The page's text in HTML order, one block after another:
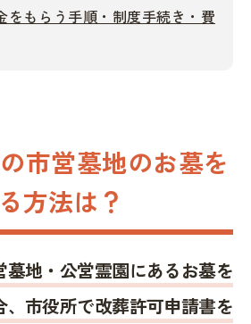
をもらう手順・制度手続き・費
市営墓地のお墓を
方法は？
墓地・公営霊園にあるお墓を
市役所で改葬許可申請書を